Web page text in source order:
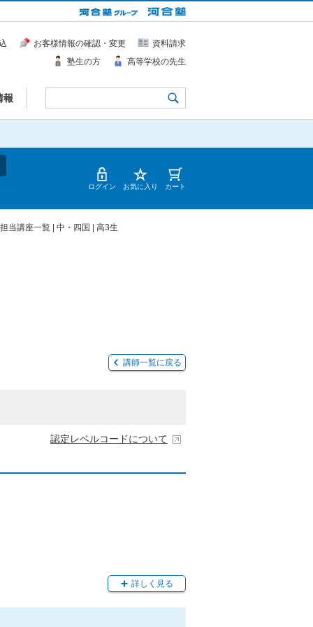
報
お客様情報の確認・変更
資料請求
塾生の方
高等学校の先生
ログイン お気に入り カート
当講座一覧 | 中・四国 | 高3生
講師一覧に戻る
認定レベルコードについて
詳しく見る